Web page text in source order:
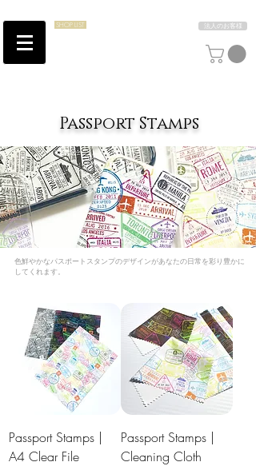
SHOP LIST 法人のお客様
Passport Stamps
色鮮やかなパスポートスタンプのデザインがあなたの日常を彩り豊かに
してくれます。
Passport Stamps |
A4 Clear File
Passport Stamps |
Cleaning Cloth